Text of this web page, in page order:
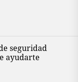
seguridad
ayudarte